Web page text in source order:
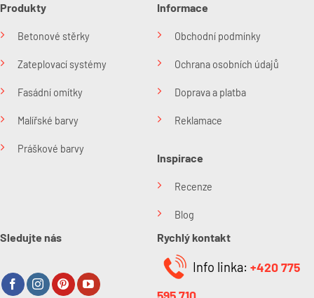
Produkty
Betonové stěrky
Zateplovací systémy
Fasádní omítky
Malířské barvy
Práškové barvy
Informace
Obchodní podmínky
Ochrana osobních údajů
Doprava a platba
Reklamace
Inspirace
Recenze
Blog
Sledujte nás Rychlý kontakt
Info linka: +420 775